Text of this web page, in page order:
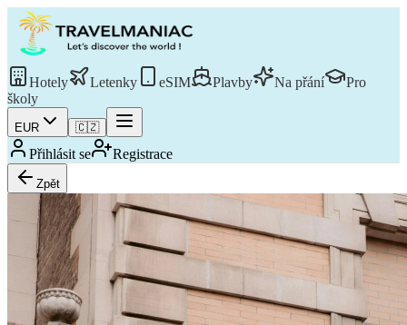
Hotely Letenky eSIM Plavby Na přání
Pro
školy
EUR 🇨🇿
Přihlásit se Registrace
Zpět